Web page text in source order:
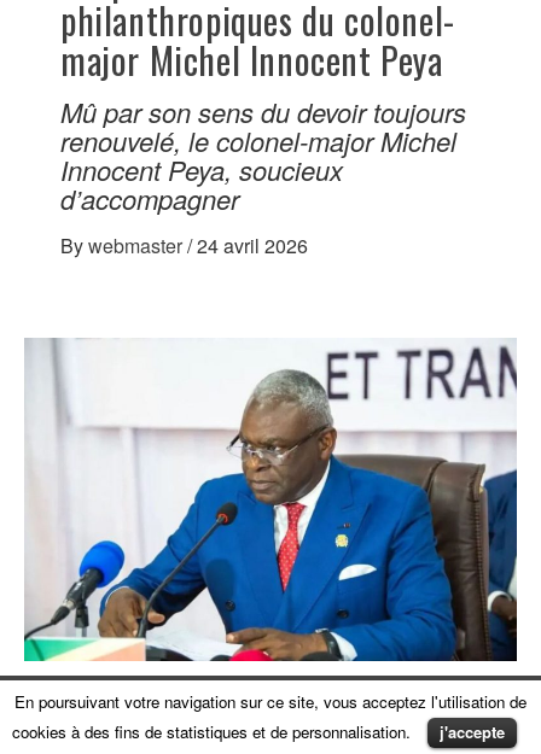
philanthropiques du colonel-
major Michel Innocent Peya
Mû par son sens du devoir toujours
renouvelé, le colonel-major Michel
Innocent Peya, soucieux
d’accompagner
Bywebmaster/24 avril 2026
ARTICLE EXCLUSIVITÉ FAITS DIVERS
LE FIL ACTU
POLITIQUE
En poursuivant votre navigation sur ce site, vous acceptez l'utilisation de
cookies à des fins de statistiques et de personnalisation.
j'accepte